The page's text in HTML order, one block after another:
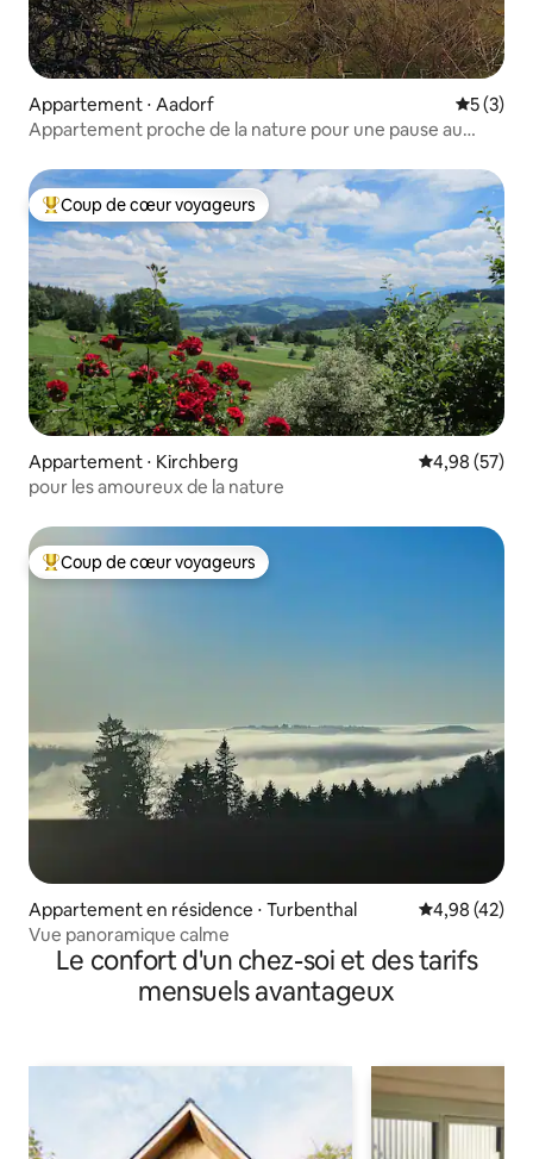
Appartement ⋅ Aadorf
5 (3)
Appartement proche de la nature pour une pause au
Coups de cœur voyageurs les plus appréciés
Coup de cœur voyageurs
Appartement ⋅ Kirchberg Évaluation
4,98 (57)
pour les amoureux de la nature
Coups de cœur voyageurs les plus appréciés
Coup de cœur voyageurs
Appartement en résidence ⋅ Turbenthal Évaluation
4,98 (42)
Vue panoramique calme
Le confort d'un chez-soi et des tarifs
mensuels avantageux